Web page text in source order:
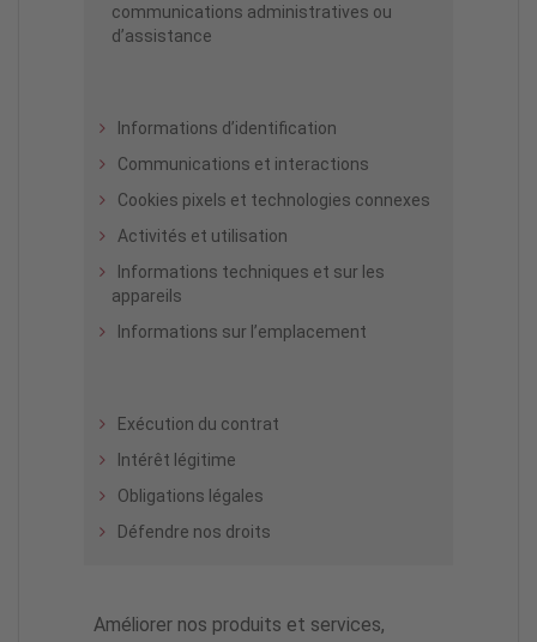
communications administratives ou
d’assistance
Informations d’identification
Communications et interactions
Cookies pixels et technologies connexes
Activités et utilisation
Informations techniques et sur les
appareils
Informations sur l’emplacement
Exécution du contrat
Intérêt légitime
Obligations légales
Défendre nos droits
Améliorer nos produits et services,